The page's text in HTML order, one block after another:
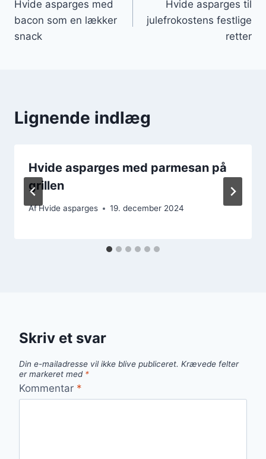
Hvide asparges med
bacon som en lækker
snack
Hvide asparges til
julefrokostens festlige
retter
Lignende indlæg
Hvide asparges med parmesan på
grillen
AfHvide asparges 19. december 2024
Skriv et svar
Din e-mailadresse vil ikke blive publiceret. Krævede felter
er markeret med *
Kommentar *